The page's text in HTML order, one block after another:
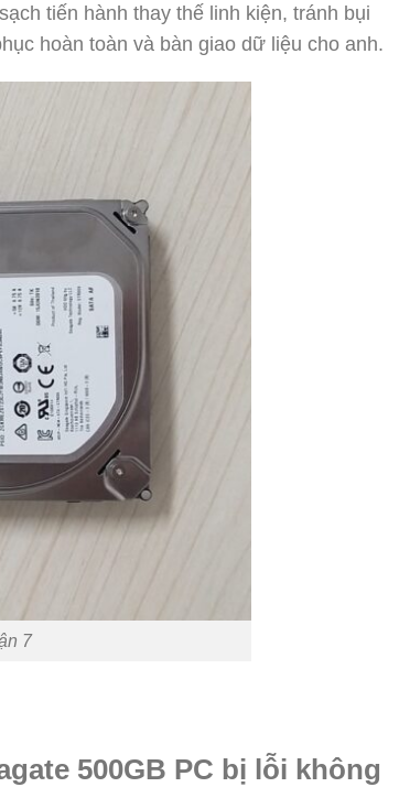
tiến hành thay thế linh kiện, tránh bụi
hoàn toàn và bàn giao dữ liệu cho anh.
7
500GB PC bị lỗi không